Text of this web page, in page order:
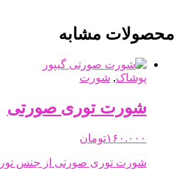
محصولات مشابه
پوشاک, شورت
شورت توری صورتی
۱۶۰.۰۰۰تومان
شورت توری صورتی از جنس تور